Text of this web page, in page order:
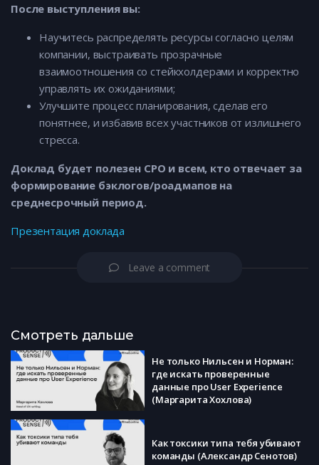
После выступления вы:
Научитесь распределять ресурсы согласно целям
компании, выстраивать прозрачные
взаимоотношения со стейкхолдерами и корректно
управлять их ожиданиями;
Улучшите процесс планирования, сделав его
понятнее, и избавив всех участников от излишнего
стресса.
Доклад будет полезен СРО и всем, кто отвечает за
формирование бэклогов/роадмапов на
среднесрочный период.
Презентация доклада
Leave a comment
Смотреть дальше
Не только Нильсен и Норман:
где искать проверенные
данные про User Experience
(Маргарита Хохлова)
Как токсики типа тебя убивают
команды (Александр Сенотов)